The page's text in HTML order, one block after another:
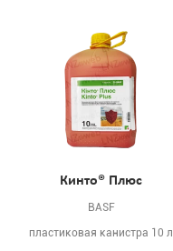
Кинто® Плюс
BASF
пластиковая канистра 10 л